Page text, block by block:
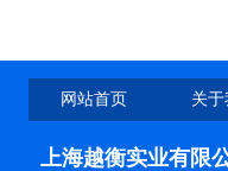
网站首页 关
上海越衡实业有限